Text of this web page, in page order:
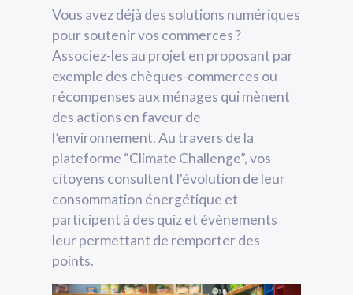
Vous avez déjà des solutions numériques
pour soutenir vos commerces ?
Associez-les au projet en proposant par
exemple des chèques-commerces ou
récompenses aux ménages qui mènent
des actions en faveur de
l’environnement. Au travers de la
plateforme “Climate Challenge”, vos
citoyens consultent l'évolution de leur
consommation énergétique et
participent à des quiz et évènements
leur permettant de remporter des
points.